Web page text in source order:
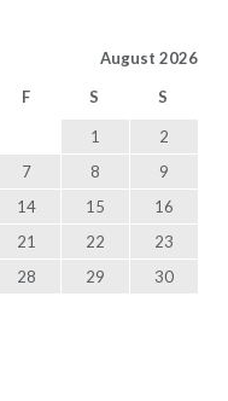
August 2026
F S S
1
2
7 8
9
14 15
16
21 22
23
28 29
30